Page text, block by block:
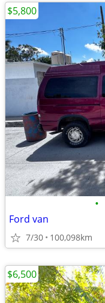
•
Ford van
7/30 100,098km
$5,800
$6,500